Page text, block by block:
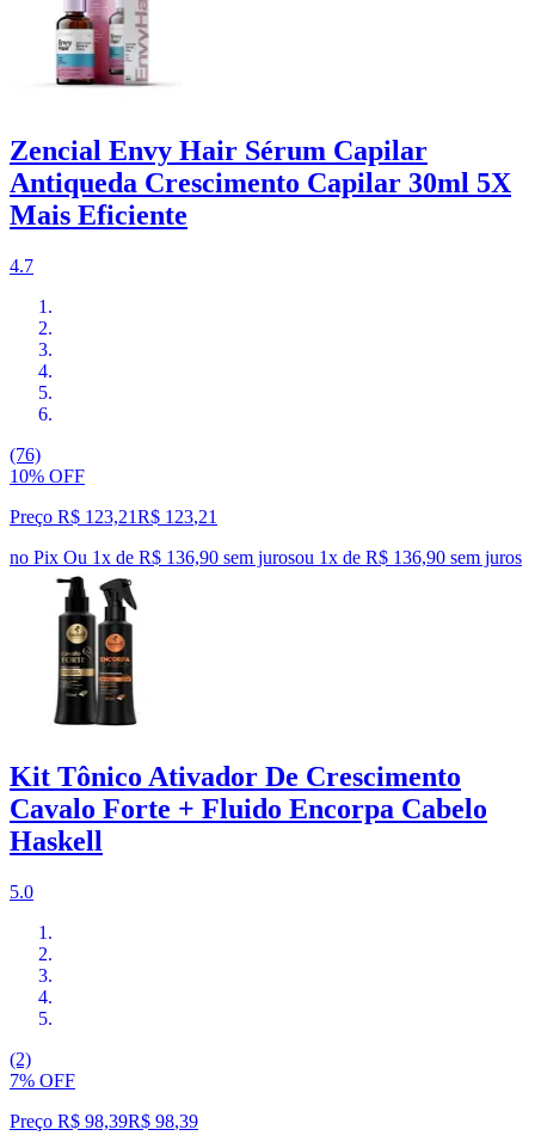
Zencial Envy Hair Sérum Capilar
Antiqueda Crescimento Capilar 30ml 5X
Mais Eficiente
4.7
(76)
10% OFF
Preço R$ 123,21R$ 123,21
no Pix Ou 1x de R$ 136,90 sem jurosou 1x de R$ 136,90 sem juros
Kit Tônico Ativador De Crescimento
Cavalo Forte + Fluido Encorpa Cabelo
Haskell
5.0
(2)
7% OFF
Preço R$ 98,39R$ 98,39